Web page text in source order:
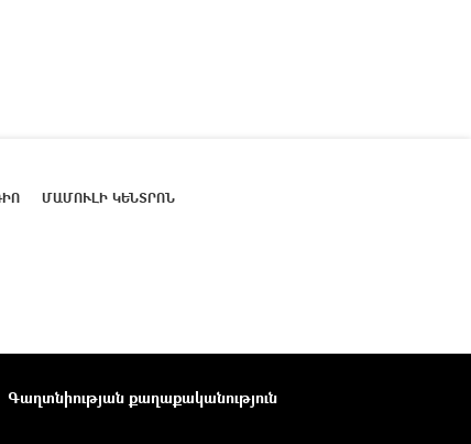
ՄԱՄՈՒԼԻ ԿԵՆՏՐՈՆ
Գաղտնիության քաղաքականություն